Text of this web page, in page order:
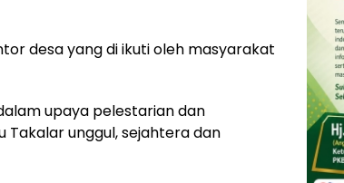
desa yang di ikuti oleh masyarakat
upaya pelestarian dan
Takalar unggul, sejahtera dan